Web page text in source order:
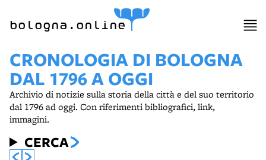
bologna.online
CRONOLOGIA DI BOLOGNA
DAL 1796 A OGGI
Archivio di notizie sulla storia della città e del suo territorio
dal 1796 ad oggi. Con riferimenti bibliografici, link,
immagini.
CERCA